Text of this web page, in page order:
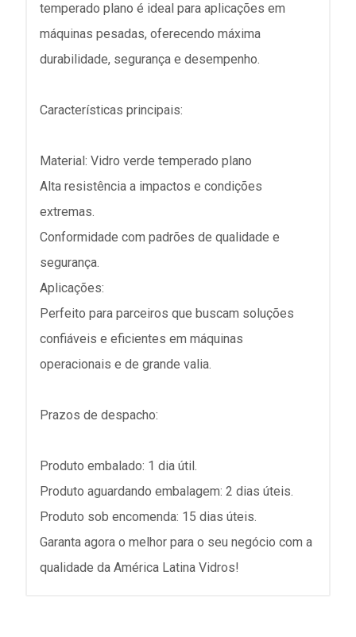
temperado plano é ideal para aplicações em
máquinas pesadas, oferecendo máxima
durabilidade, segurança e desempenho.
Características principais:
Material: Vidro verde temperado plano
Alta resistência a impactos e condições
extremas.
Conformidade com padrões de qualidade e
segurança.
Aplicações:
Perfeito para parceiros que buscam soluções
confiáveis e eficientes em máquinas
operacionais e de grande valia.
Prazos de despacho:
Produto embalado: 1 dia útil.
Produto aguardando embalagem: 2 dias úteis.
Produto sob encomenda: 15 dias úteis.
Garanta agora o melhor para o seu negócio com a
qualidade da América Latina Vidros!